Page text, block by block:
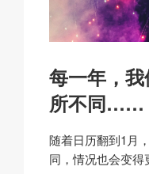
每一年，
所不同……
随着日历翻到1月
同，情况也会变得